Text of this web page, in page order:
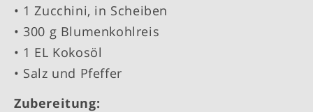
• 1 Zucchini, in Scheiben
• 300 g Blumenkohlreis
• 1 EL Kokosöl
• Salz und Pfeffer
Zubereitung: